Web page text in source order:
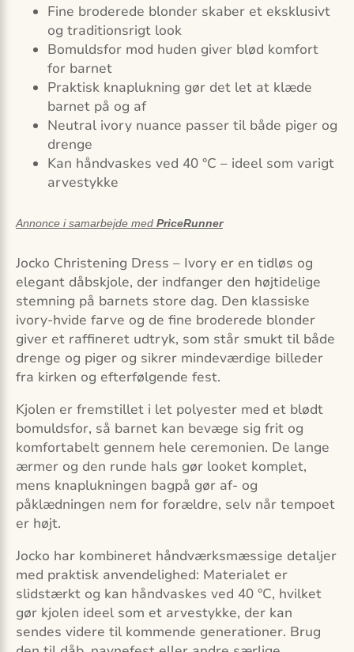
Fine broderede blonder skaber et eksklusivt
og traditionsrigt look
Bomuldsfor mod huden giver blød komfort
for barnet
Praktisk knaplukning gør det let at klæde
barnet på og af
Neutral ivory nuance passer til både piger og
drenge
Kan håndvaskes ved 40 °C – ideel som varigt
arvestykke
Annonce i samarbejde med PriceRunner
Jocko Christening Dress – Ivory er en tidløs og
elegant dåbskjole, der indfanger den højtidelige
stemning på barnets store dag. Den klassiske
ivory-hvide farve og de fine broderede blonder
giver et raffineret udtryk, som står smukt til både
drenge og piger og sikrer mindeværdige billeder
fra kirken og efterfølgende fest.
Kjolen er fremstillet i let polyester med et blødt
bomuldsfor, så barnet kan bevæge sig frit og
komfortabelt gennem hele ceremonien. De lange
ærmer og den runde hals gør looket komplet,
mens knaplukningen bagpå gør af- og
påklædningen nem for forældre, selv når tempoet
er højt.
Jocko har kombineret håndværksmæssige detaljer
med praktisk anvendelighed: Materialet er
slidstærkt og kan håndvaskes ved 40 °C, hvilket
gør kjolen ideel som et arvestykke, der kan
sendes videre til kommende generationer. Brug